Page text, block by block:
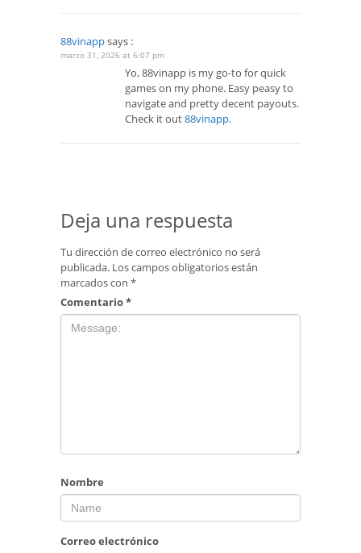
88vinappsays :
marzo 31, 2026 at 6:07 pm
Yo, 88vinapp is my go-to for quick
games on my phone. Easy peasy to
navigate and pretty decent payouts.
Check it out88vinapp.
Deja una respuesta
Tu dirección de correo electrónico no será
publicada. Los campos obligatorios están
marcados con *
Comentario*
Nombre
Correo electrónico